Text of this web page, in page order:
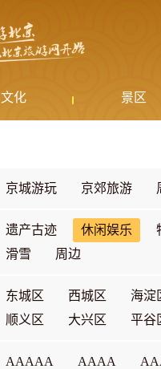
文化 景区
京城游玩 京郊旅游
遗产古迹 休闲娱乐
滑雪
周边
东城区 西城区 海淀
顺义区
大兴区 平谷
AAAAA AAAA